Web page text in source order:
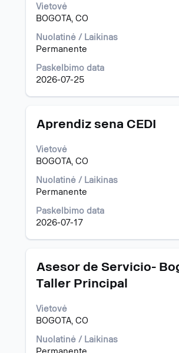
Vietovė
BOGOTA, CO
Nuolatinė / Laikinas
Permanente
Paskelbimo data
2026-07-25
apie
pareigybę,
pasirinkite
spausdami
klavišą.
Pavadinimas
Aprendiz sena CEDI
Vietovė
BOGOTA, CO
Nuolatinė / Laikinas
Permanente
Paskelbimo data
2026-07-17
Norėdami
peržiūrėti
visą
informaciją
pareigybę,
pasirinkite
tarpo
klavišą.
Pavadinimas
Asesor de Servicio-
Taller Principal
Vietovė
BOGOTA, CO
Nuolatinė / Laikinas
Norėdami
visą
apie
pareigybę,
pasirinkite
spausdami